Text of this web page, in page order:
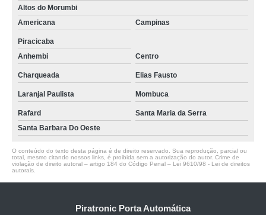
Altos do Morumbi
Americana
Campinas
Piracicaba
Anhembi
Centro
Charqueada Elias Fausto
Laranjal Paulista Mombuca
Rafard
Santa Maria da Serra
Santa Barbara Do Oeste
O conteúdo do texto desta página é de direito reservado. Sua reprodução, parcial ou
total, mesmo citando nossos links, é proibida sem a autorização do autor. Crime de
violação de direito autoral – artigo 184 do Código Penal – Lei 9610/98 - Lei de direitos
autorais
Piratronic Porta Automática